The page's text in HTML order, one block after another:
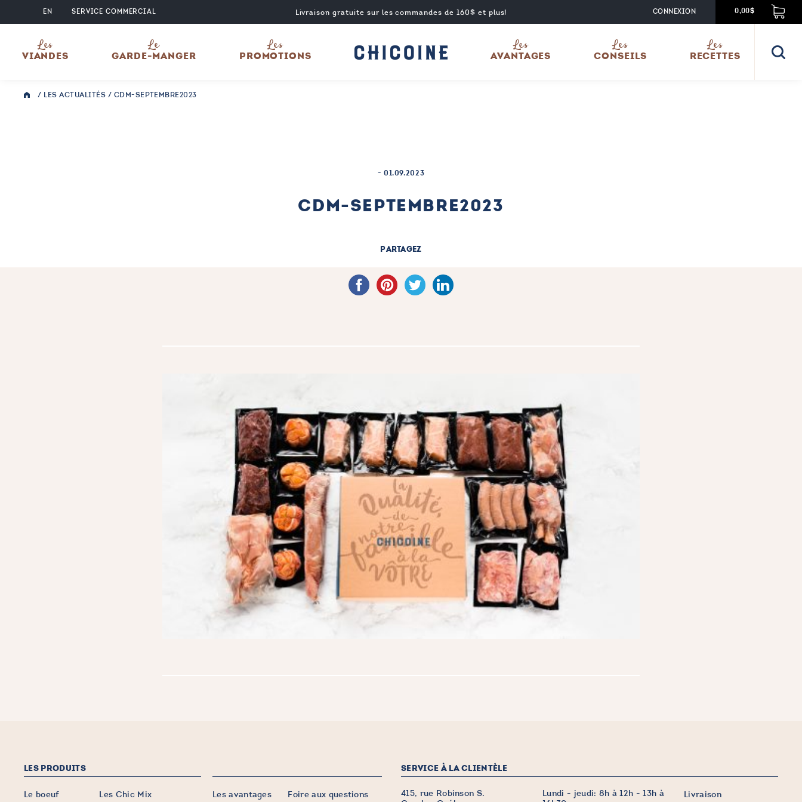
EN SERVICE COMMERCIAL Livraison gratuite sur les commandes de 160$ et plus! 0,00$
CONNEXION
Les
PROMOTIONS
Le
GARDE-MANGER
Les
VIANDES
Les
AVANTAGES
Les
CONSEILS
Les
RECETTES
/ LES ACTUALITÉS / CDM-SEPTEMBRE2023
- 01.09.2023
CDM-SEPTEMBRE2023
PARTAGEZ
LES PRODUITS
Le boeuf Les Chic Mix Les avantages Foire aux questions
SERVICE À LA CLIENTÈLE
415, rue Robinson S.
Lundi - jeudi: 8h à 12h - 13h à
Livraison